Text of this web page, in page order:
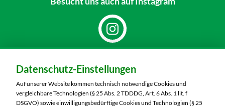
MARKTKAUF Hof
Schleizer Straße 49
95028 Hof
Datenschutz-Einstellungen
Auf unserer Website kommen technisch notwendige Cookies und
vergleichbare Technologien (§ 25 Abs. 2 TDDDG, Art. 6 Abs. 1 lit. f
DSGVO) sowie einwilligungsbedürftige Cookies und Technologien (§ 25